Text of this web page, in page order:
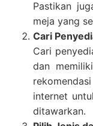
Pastikan
meja yang
Cari
Cari
dan
internet
ditawarkan.